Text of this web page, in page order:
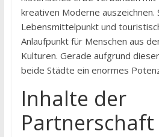
kreativen Moderne auszeichnen.
Lebensmittelpunkt und
Anlaufpunkt für Menschen aus
Kulturen. Gerade aufgrund
beide Städte ein enormes
Inhalte der
Partnerschaft